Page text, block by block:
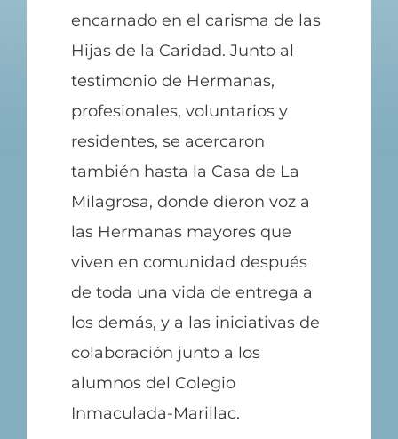
encarnado en el carisma de las
Hijas de la Caridad. Junto al
testimonio de Hermanas,
profesionales, voluntarios y
residentes, se acercaron
también hasta la Casa de La
Milagrosa, donde dieron voz a
las Hermanas mayores que
viven en comunidad después
de toda una vida de entrega a
los demás, y a las iniciativas de
colaboración junto a los
alumnos del Colegio
Inmaculada-Marillac.